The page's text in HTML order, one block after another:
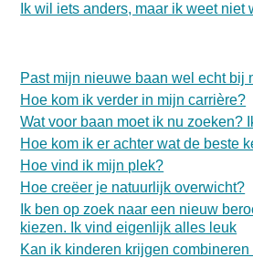
Ik wil iets anders, maar ik weet niet
Past mijn nieuwe baan wel echt bij
Hoe kom ik verder in mijn carrière?
Wat voor baan moet ik nu zoeken?
Hoe kom ik er achter wat de beste
Hoe vind ik mijn plek?
Hoe creëer je natuurlijk overwicht?
Ik ben op zoek naar een nieuw
kiezen. Ik vind eigenlijk alles leuk
Kan ik kinderen krijgen